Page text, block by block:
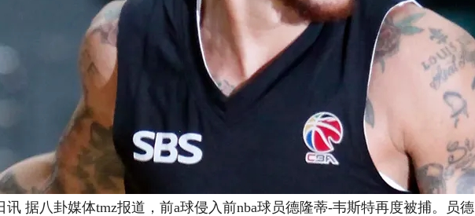
讯 据八卦媒体tmz报道，前a球侵入前nba球员德隆蒂-韦斯特再度被捕。员德